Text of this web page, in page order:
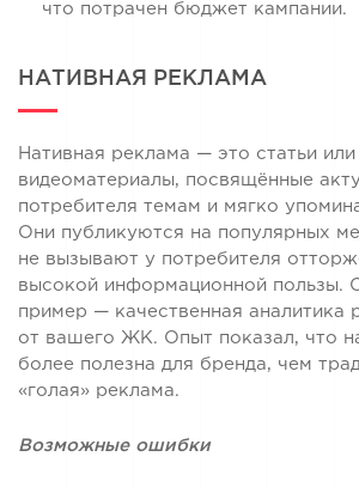
что потрачен бюджет кампании.
НАТИВНАЯ РЕКЛАМА
Нативная реклама — это статьи или
видеоматериалы, посвящённые
потребителя темам и мягко
Они публикуются на популярных
не вызывают у потребителя
высокой информационной пользы.
пример — качественная аналитика
от вашего ЖК. Опыт показал, что
более полезна для бренда, чем
«голая» реклама.
Возможные ошибки